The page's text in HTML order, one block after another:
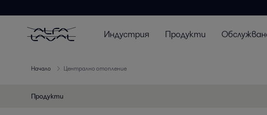
Индустрия Продукти
Начало Централно отопление
Продукти